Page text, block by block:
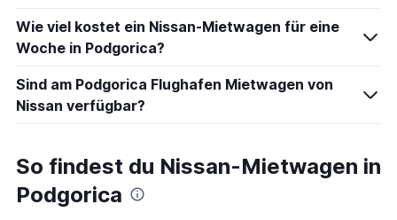
Wie viel kostet ein Nissan-Mietwagen für eine
Woche in Podgorica?
Sind am Podgorica Flughafen Mietwagen von
Nissan verfügbar?
So findest du Nissan-Mietwagen in
Podgorica